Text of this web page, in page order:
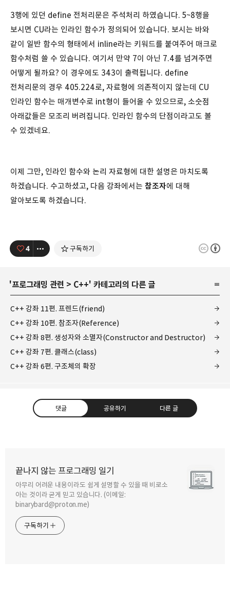
3행에 있던 define 전처리문은 주석처리 하였습니다. 5~8행을
보시면 CU라는 인라인 함수가 정의되어 있습니다. 보시는 바와
같이 일반 함수의 형태에서 inline라는 키워드를 붙여주어 매크로
함수처럼 쓸 수 있습니다. 여기서 만약 7이 아닌 7.4를 넘겨주면
어떻게 될까요? 이 경우에도 343이 출력됩니다. define
전처리문의 경우 405.224로, 자료형에 의존적이지 않는데 CU
인라인 함수는 매개변수로 int형이 들어올 수 있으므로, 소숫점
아래값들은 모조리 버려집니다. 인라인 함수의 단점이라고도 볼
수 있겠네요.
이제 그만, 인라인 함수와 논리 자료형에 대한 설명은 마치도록
하겠습니다. 수고하셨고, 다음 강좌에서는 참조자에 대해
알아보도록 하겠습니다.
4 구독하기
'프로그래밍 관련 > C++' 카테고리의 다른 글
C++ 강좌 11편. 프렌드(friend)
C++ 강좌 10편. 참조자(Reference)
C++ 강좌 8편. 생성자와 소멸자(Constructor and Destructor)
C++ 강좌 7편. 클래스(class)
C++ 강좌 6편. 구조체의 확장
댓글 공유하기 다른 글
끝나지 않는 프로그래밍 일기
아무리 어려운 내용이라도 쉽게 설명할 수 있을 때 비로소
아는 것이라 굳게 믿고 있습니다. (이메일:
binarybard@proton.me)
구독하기
구독하기 카카오톡